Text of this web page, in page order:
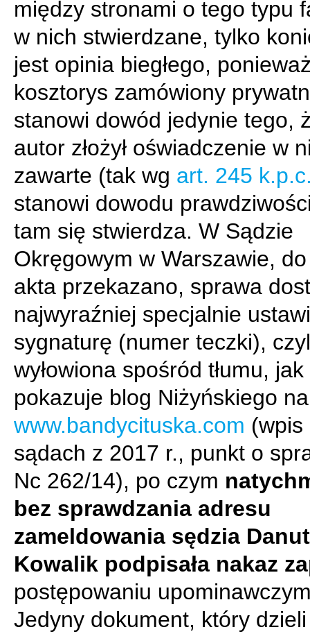
między stronami o tego typu
w nich stwierdzane, tylko
jest opinia biegłego,
kosztorys zamówiony
stanowi dowód jedynie tego,
autor złożył oświadczenie w
zawarte (tak wg art. 245
stanowi dowodu
tam się stwierdza. W Sądzie
Okręgowym w Warszawie,
akta przekazano, sprawa
najwyraźniej specjalnie
sygnaturę (numer teczki),
wyłowiona spośród tłumu, jak
pokazuje blog Niżyńskiego na
www.bandycituska.com (wpis
sądach z 2017 r., punkt o
Nc 262/14), po czym
bez sprawdzania adresu
zameldowania sędzia
Kowalik podpisała nakaz
postępowaniu
Jedyny dokument, który dzieli